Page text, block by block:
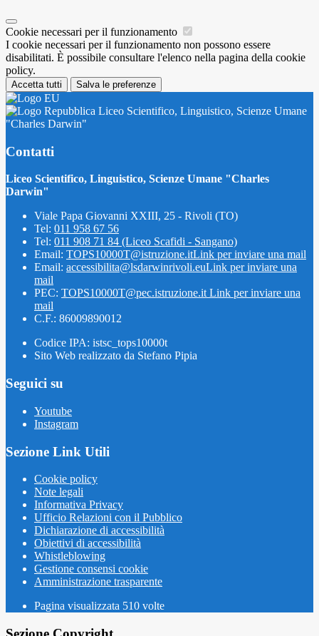
Cookie necessari per il funzionamento
I cookie necessari per il funzionamento non possono essere
disabilitati. È possibile consultare l'elenco nella pagina della cookie
policy.
Accetta tutti Salva le preferenze
Liceo Scientifico, Linguistico, Scienze Umane
"Charles Darwin"
Contatti
Liceo Scientifico, Linguistico, Scienze Umane "Charles
Darwin"
Viale Papa Giovanni XXIII, 25 - Rivoli (TO)
Tel: 011 958 67 56
Tel: 011 908 71 84 (Liceo Scafidi - Sangano)
Email: TOPS10000T@istruzione.itLink per inviare una mail
Email: accessibilita@lsdarwinrivoli.euLink per inviare una
mail
PEC: TOPS10000T@pec.istruzione.itLink per inviare una
mail
C.F.: 86009890012
Codice IPA: istsc_tops10000t
Sito Web realizzato da Stefano Pipia
Seguici su
Youtube
Instagram
Sezione Link Utili
Cookie policy
Note legali
Informativa Privacy
Ufficio Relazioni con il Pubblico
Dichiarazione di accessibilità
Obiettivi di accessibilità
Whistleblowing
Gestione consensi cookie
Amministrazione trasparente
Pagina visualizzata 510 volte